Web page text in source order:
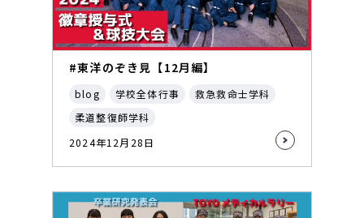
#東洋のぞき見【12月編】
blog 学校全体行事
救急救命士学科
柔道整復師学科
2024年12月28日